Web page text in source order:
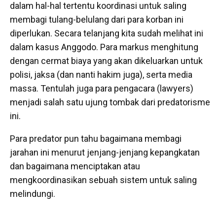
dalam hal-hal tertentu koordinasi untuk saling
membagi tulang-belulang dari para korban ini
diperlukan. Secara telanjang kita sudah melihat ini
dalam kasus Anggodo. Para markus menghitung
dengan cermat biaya yang akan dikeluarkan untuk
polisi, jaksa (dan nanti hakim juga), serta media
massa. Tentulah juga para pengacara (lawyers)
menjadi salah satu ujung tombak dari predatorisme
ini.
Para predator pun tahu bagaimana membagi
jarahan ini menurut jenjang-jenjang kepangkatan
dan bagaimana menciptakan atau
mengkoordinasikan sebuah sistem untuk saling
melindungi.